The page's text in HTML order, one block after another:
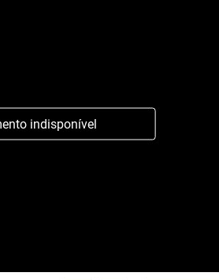
indisponível